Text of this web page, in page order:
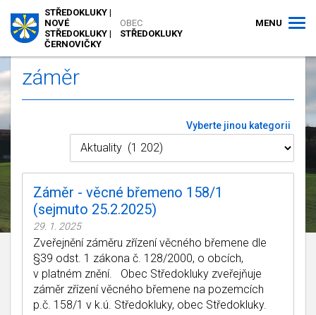
OBEC
STŘEDOKLUKY
STŘEDOKLUKY |
NOVÉ
STŘEDOKLUKY |
ČERNOVIČKY
MENU
záměr
Vyberte jinou kategorii
Záměr - věcné břemeno 158/1
(sejmuto 25.2.2025)
29. 1. 2025
Zveřejnění záměru zřízení věcného břemene dle
§39 odst. 1 zákona č. 128/2000, o obcích,
v platném znění. Obec Středokluky zveřejňuje
záměr zřízení věcného břemene na pozemcích
p.č. 158/1 v k.ú. Středokluky, obec Středokluky.